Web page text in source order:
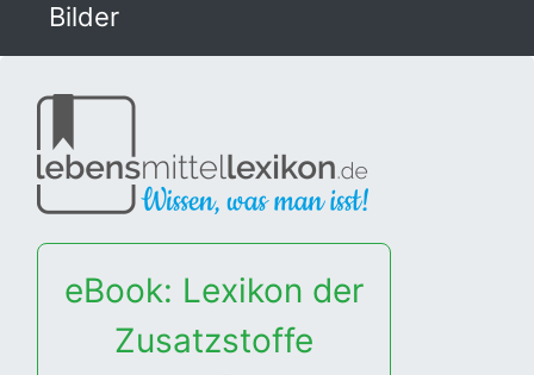
Bilder
eBook: Lexikon der
Zusatzstoffe